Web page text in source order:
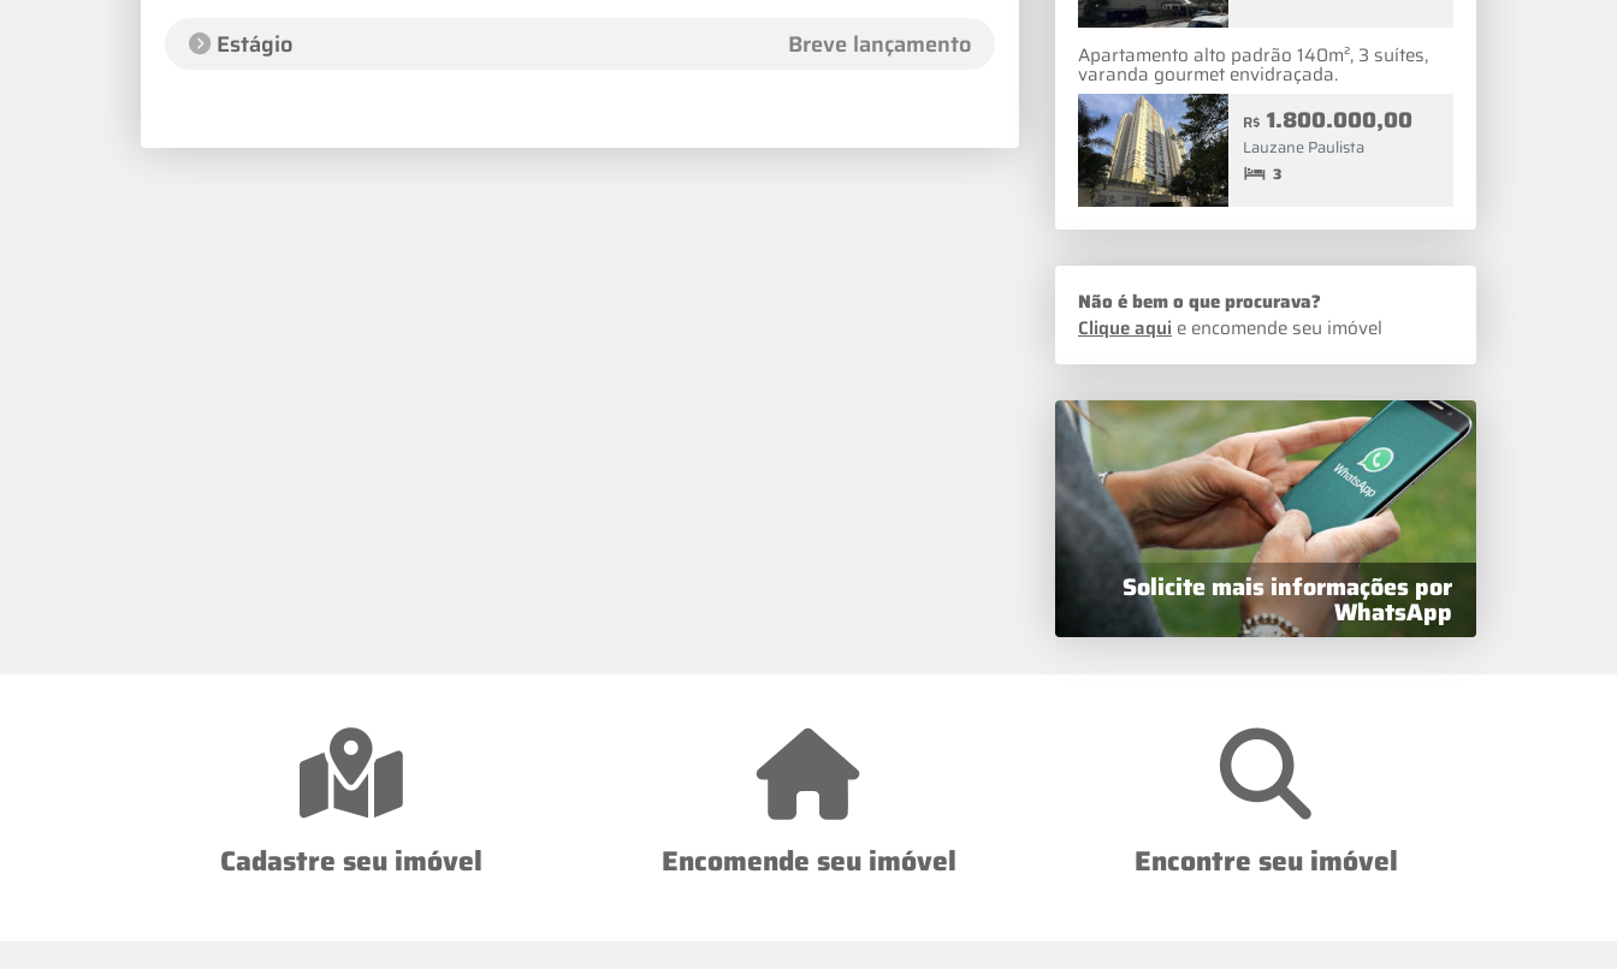
Estágio Breve lançamento Apartamento alto padrão 140m², 3 suítes,
varanda gourmet envidraçada.
R$ 1.800.000,00
Lauzane Paulista
3
Não é bem o que procurava?
Clique aqui e encomende seu imóvel
Solicite mais informações por
WhatsApp
Cadastre seu imóvel Encomende seu imóvel Encontre seu imóvel